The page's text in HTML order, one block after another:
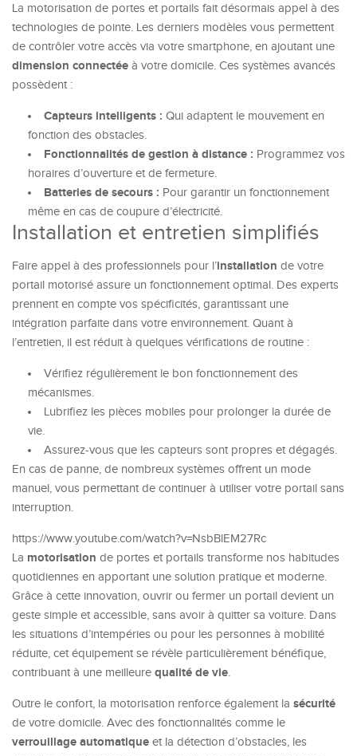
La motorisation de portes et portails fait désormais appel à des
technologies de pointe. Les derniers modèles vous permettent
de contrôler votre accès via votre smartphone, en ajoutant une
dimension connectée à votre domicile. Ces systèmes avancés
possèdent :
Capteurs intelligents : Qui adaptent le mouvement en
fonction des obstacles.
Fonctionnalités de gestion à distance : Programmez vos
horaires d’ouverture et de fermeture.
Batteries de secours : Pour garantir un fonctionnement
même en cas de coupure d’électricité.
Installation et entretien simplifiés
Faire appel à des professionnels pour l’installation de votre
portail motorisé assure un fonctionnement optimal. Des experts
prennent en compte vos spécificités, garantissant une
intégration parfaite dans votre environnement. Quant à
l’entretien, il est réduit à quelques vérifications de routine :
Vérifiez régulièrement le bon fonctionnement des
mécanismes.
Lubrifiez les pièces mobiles pour prolonger la durée de
vie.
Assurez-vous que les capteurs sont propres et dégagés.
En cas de panne, de nombreux systèmes offrent un mode
manuel, vous permettant de continuer à utiliser votre portail sans
interruption.
https://www.youtube.com/watch?v=NsbBlEM27Rc
La motorisation de portes et portails transforme nos habitudes
quotidiennes en apportant une solution pratique et moderne.
Grâce à cette innovation, ouvrir ou fermer un portail devient un
geste simple et accessible, sans avoir à quitter sa voiture. Dans
les situations d’intempéries ou pour les personnes à mobilité
réduite, cet équipement se révèle particulièrement bénéfique,
contribuant à une meilleure qualité de vie.
Outre le confort, la motorisation renforce également la sécurité
de votre domicile. Avec des fonctionnalités comme le
verrouillage automatique et la détection d’obstacles, les